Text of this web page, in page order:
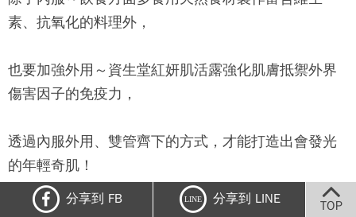
素、抗氧化的料理外，
也要加強外用～資生堂紅妍肌活露強化肌膚抵禦外界
傷害因子的免疫力，
透過內服外用、雙管齊下的方式，才能打造出會發光
的年輕奇肌！
分享到 FB LINE 分享到 LINE TOP